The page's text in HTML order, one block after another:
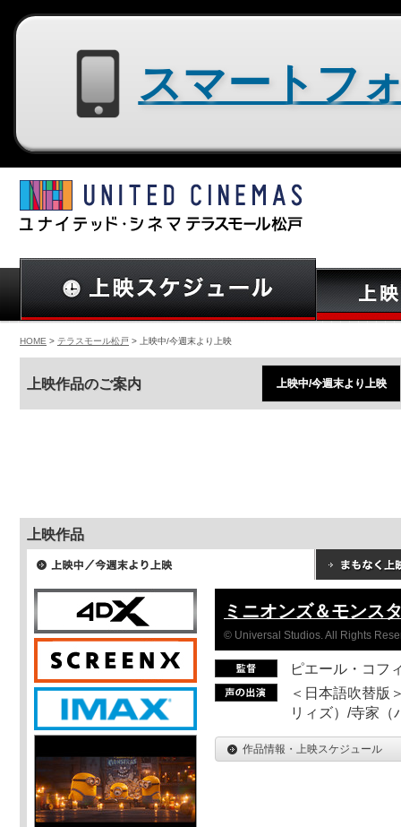
HOME > テラスモール松戸 > 上映中/今週末より上映
上映作品のご案内 上映中/今週末より上映
上映作品
ミニオンズ＆モンス
© Universal Studios. All Rights
ピエール・コフ
＜日本語吹替版
リィズ）/寺家（
作品情報・上映スケジュール